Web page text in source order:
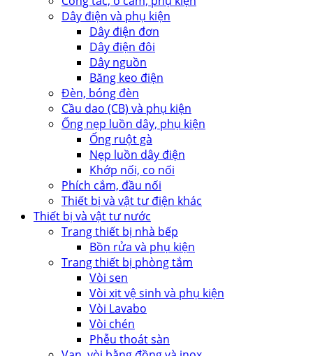
Dây điện và phụ kiện
Dây điện đơn
Dây điện đôi
Dây nguồn
Băng keo điện
Đèn, bóng đèn
Cầu dao (CB) và phụ kiện
Ống nẹp luồn dây, phụ kiện
Ống ruột gà
Nẹp luồn dây điện
Khớp nối, co nối
Phích cắm, đầu nối
Thiết bị và vật tư điện khác
Thiết bị và vật tư nước
Trang thiết bị nhà bếp
Bồn rửa và phụ kiện
Trang thiết bị phòng tắm
Vòi sen
Vòi xịt vệ sinh và phụ kiện
Vòi Lavabo
Vòi chén
Phễu thoát sàn